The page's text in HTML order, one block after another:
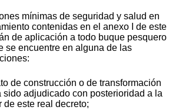
mínimas de seguridad y salud en
contenidas en el anexo I de este
de aplicación a todo buque pesquero
se encuentre en alguna de las
de construcción o de transformación
sido adjudicado con posterioridad a la
de este real decreto;